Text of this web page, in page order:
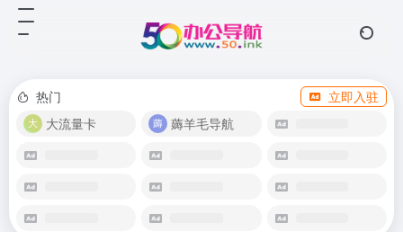
热门
立即入驻
大流量卡
薅羊毛导航